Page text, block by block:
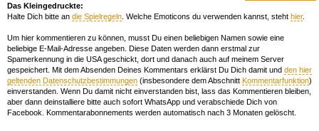
Das Kleingedruckte:
Halte Dich bitte an die Spielregeln . Welche Emoticons du verwenden kannst, steht hier.
Um hier kommentieren zu können, musst Du einen beliebigen Namen sowie eine
beliebige E-Mail-Adresse angeben. Diese Daten werden dann erstmal zur
Spamerkennung in die USA geschickt, dort und danach auch auf meinem Server
gespeichert. Mit dem Absenden Deines Kommentars erklärst Du Dich damit und den hier
geltenden Datenschutzbestimmungen (insbesondere dem Abschnitt Kommentarfunktion)
einverstanden. Wenn Du damit nicht einverstanden bist, lass das Kommentieren bleiben,
aber dann deinstalliere bitte auch sofort WhatsApp und verabschiede Dich von
Facebook. Kommentarabonnements werden automatisch nach 3 Monaten gelöscht.